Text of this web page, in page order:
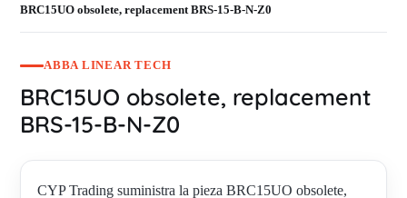
BRC15UO obsolete, replacement BRS-15-B-N-Z0
ABBA LINEAR TECH
BRC15UO obsolete, replacement
BRS-15-B-N-Z0
CYP Trading suministra la pieza BRC15UO obsolete,